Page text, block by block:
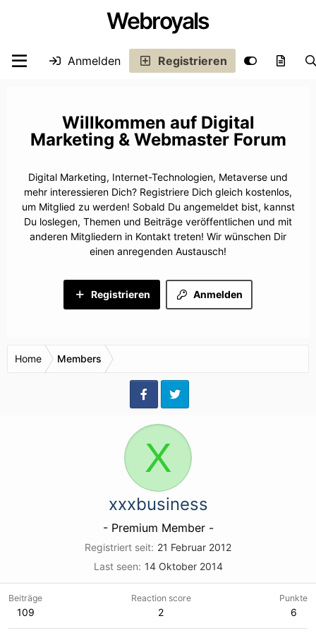
Webroyals
Anmelden Registrieren
Digital
Marketing & Webmaster Forum
Digital Marketing, Internet-Technologien, Metaverse und
mehr interessieren Dich? Registriere Dich gleich kostenlos,
um Mitglied zu werden! Sobald Du angemeldet bist, kannst
Du loslegen, Themen und Beiträge veröffentlichen und mit
anderen Mitgliedern in Kontakt treten! Wir wünschen Dir
einen anregenden Austausch!
Anmelden
Registrieren
Home Members
X
xxxbusiness
- Premium Member -
Registriert seit 21 Februar 2012
Last seen
14 Oktober 2014
Beiträge
109
Reaction score
2
Punkte
6